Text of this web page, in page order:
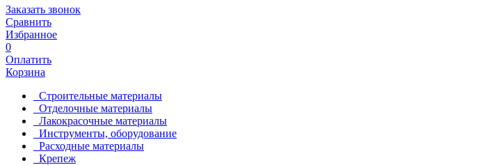
Заказать звонок
Сравнить
Избранное
0
Оплатить
Корзина
Строительные материалы
Отделочные материалы
Лакокрасочные материалы
Инструменты, оборудование
Расходные материалы
Крепеж